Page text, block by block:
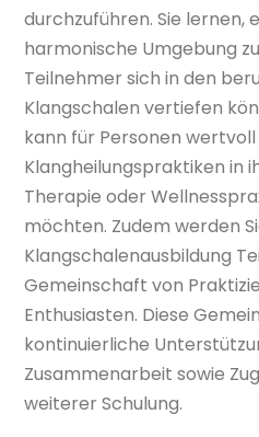
durchzuführen. Sie lernen,
harmonische Umgebung
Teilnehmer sich in den
Klangschalen vertiefen
kann für Personen wertvoll
Klangheilungspraktiken in
Therapie oder
möchten. Zudem werden
Klangschalenausbildung
Gemeinschaft von
Enthusiasten. Diese
kontinuierliche
Zusammenarbeit sowie
weiterer Schulung.